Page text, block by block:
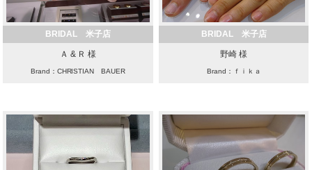
BRIDAL 米子店
Ａ & Ｒ 様
Brand：CHRISTIAN BAUER
BRIDAL 米子店
野崎 様
Brand：ｆｉｋａ